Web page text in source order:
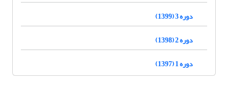
دوره 3 (1399)
دوره 2 (1398)
دوره 1 (1397)